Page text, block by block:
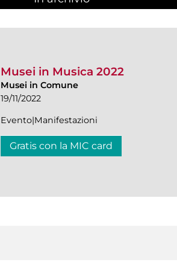
Musei in Musica 2022
Musei in Comune
19/11/2022
Evento|Manifestazioni
Gratis con la MIC card